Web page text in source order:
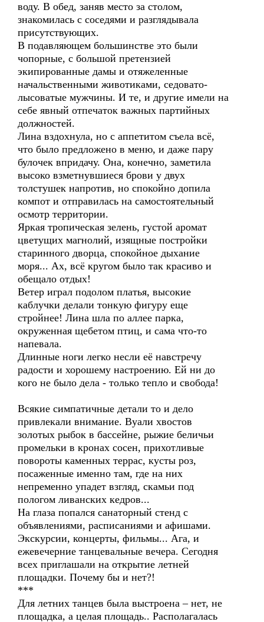
воду. В обед, заняв место за столом,
знакомилась с соседями и разглядывала
присутствующих.
В подавляющем большинстве это были
чопорные, с большой претензией
экипированные дамы и отяжеленные
начальственными животиками, седовато-
лысоватые мужчины. И те, и другие имели на
себе явный отпечаток важных партийных
должностей.
Лина вздохнула, но с аппетитом съела всё,
что было предложено в меню, и даже пару
булочек впридачу. Она, конечно, заметила
высоко взметнувшиеся брови у двух
толстушек напротив, но спокойно допила
компот и отправилась на самостоятельный
осмотр территории.
Яркая тропическая зелень, густой аромат
цветущих магнолий, изящные постройки
старинного дворца, спокойное дыхание
моря... Ах, всё кругом было так красиво и
обещало отдых!
Ветер играл подолом платья, высокие
каблучки делали тонкую фигуру еще
стройнее! Лина шла по аллее парка,
окруженная щебетом птиц, и сама что-то
напевала.
Длинные ноги легко несли её навстречу
радости и хорошему настроению. Ей ни до
кого не было дела - только тепло и свобода!
Всякие симпатичные детали то и дело
привлекали внимание. Вуали хвостов
золотых рыбок в бассейне, рыжие беличьи
промельки в кронах сосен, прихотливые
повороты каменных террас, кусты роз,
посаженные именно там, где на них
непременно упадет взгляд, скамьи под
пологом ливанских кедров...
На глаза попался санаторный стенд с
объявлениями, расписаниями и афишами.
Экскурсии, концерты, фильмы... Ага, и
ежевечерние танцевальные вечера. Сегодня
всех приглашали на открытие летней
площадки. Почему бы и нет?!
***
Для летних танцев была выстроена – нет, не
площадка, а целая площадь.. Располагалась